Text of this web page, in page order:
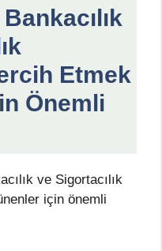
Etmek
Önemli
ve Sigortacılık
için önemli